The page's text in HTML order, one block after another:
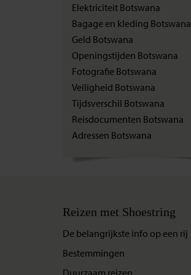
Elektriciteit Botswana
Bagage en kleding Botswana
Geld Botswana
Openingstijden Botswana
Fotografie Botswana
Veiligheid Botswana
Tijdsverschil Botswana
Reisdocumenten Botswana
Adressen Botswana
Reizen met Shoestring
De belangrijkste info op een rij
Bestemmingen
Duurzaam reizen